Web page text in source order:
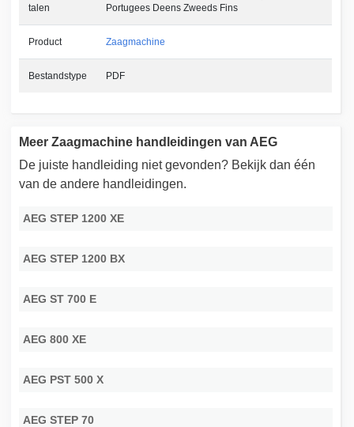
talen
Portugees Deens Zweeds Fins
Product Zaagmachine
Bestandstype PDF
Meer Zaagmachine handleidingen van AEG
De juiste handleiding niet gevonden? Bekijk dan één
van de andere handleidingen.
AEG STEP 1200 XE
AEG STEP 1200 BX
AEG ST 700 E
AEG 800 XE
AEG PST 500 X
AEG STEP 70